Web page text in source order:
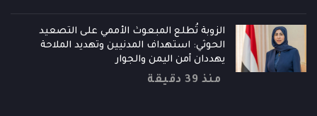
الزوبة تُطلع المبعوث الأممي على التصعيد
الحوثي: استهداف المدنيين وتهديد الملاحة
يهددان أمن اليمن والجوار
منذ 39 دقيقة